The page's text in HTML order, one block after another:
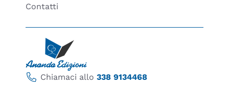
Chiamaci allo 338 9134468
Contatti